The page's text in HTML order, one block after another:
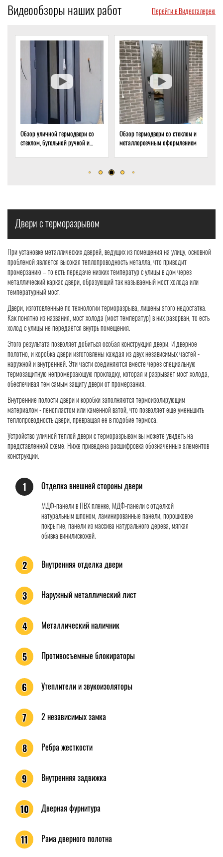
Видеообзоры наших работ Перейти в Видеогалерею
Обзор термодвери со стеклом и
металлореечным оформлением
Обзор термодвери с ковкой и
стеклом для подвала частного
Двери с терморазрывом
При установке металлических дверей, ведущих из помещения на улицу, основной
проблемой является высокая теплопроводность металла, что приводит
промерзанию – то есть передаче низких температур с улицы в дом через
металлический каркас двери, образующий так называемый мост холода или
температурный мост.
Двери, изготовленные по технологии терморазрыва, лишены этого недостатка.
Как понятно из названия, мост холода (мост температур) в них разорван, то есть
холод с улицы не передаётся внутрь помещения.
Этого результата позволяет добиться особая конструкция двери. И дверное
полотно, и коробка двери изготовлены каждая из двух независимых частей -
наружной и внутренней. Эти части соединяются вместе через специальную
термозащитную непромерзающую прокладку, которая и разрывает мост холода,
обеспечивая тем самым защиту двери от промерзания.
Внутренние полости двери и коробки заполняются термоизолирующим
материалом - пенопластом или каменной ватой, что позволяет еще уменьшить
теплопроводность двери, превращая ее в подобие термоса.
Устройство уличной теплой двери с терморазрывом вы можете увидеть на
представленной схеме. Ниже приведена расшифровка обозначенных элементов
конструкции.
1 Отделка внешней стороны двери
МДФ-панели в ПВХ пленке, МДФ-панели с отделкой
натуральным шпоном, ламинированные панели, порошковое
покрытие, панели из массива натурального дерева, мягкая
обивка винилискожей.
2 Внутренняя отделка двери
3 Наружный металлический лист
4 Металлический наличник
5 Противосъемные блокираторы
6 Утеплители и звукоизоляторы
7 2 независимых замка
8 Ребра жесткости
9 Внутренняя задвижка
10 Дверная фурнитура
11 Рама дверного полотна